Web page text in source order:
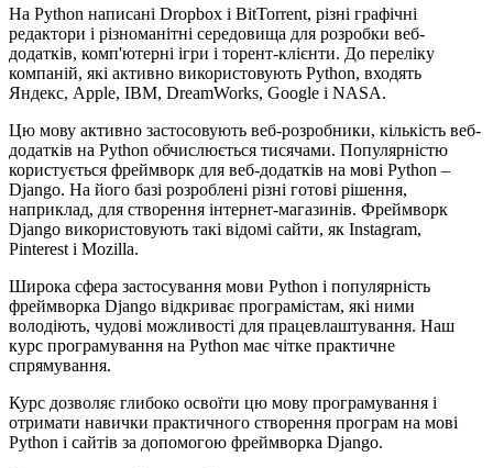
На Python написані Dropbox і BitTorrent, різні графічні
редактори і різноманітні середовища для розробки веб-
додатків, комп'ютерні ігри і торент-клієнти. До переліку
компаній, які активно використовують Python, входять
Яндекс, Apple, IBM, DreamWorks, Google і NASA.
Цю мову активно застосовують веб-розробники, кількість веб-
додатків на Python обчислюється тисячами. Популярністю
користується фреймворк для веб-додатків на мові Python –
Django. На його базі розроблені різні готові рішення,
наприклад, для створення інтернет-магазинів. Фреймворк
Django використовують такі відомі сайти, як Instagram,
Pinterest і Mozilla.
Широка сфера застосування мови Python і популярність
фреймворка Django відкриває програмістам, які ними
володіють, чудові можливості для працевлаштування. Наш
курс програмування на Python має чітке практичне
спрямування.
Курс дозволяє глибоко освоїти цю мову програмування і
отримати навички практичного створення програм на мові
Python і сайтів за допомогою фреймворка Django.